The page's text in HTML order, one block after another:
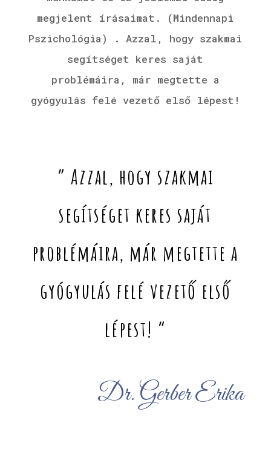
megjelent írásaimat. (Mindennapi
Pszichológia) . Azzal, hogy szakmai
segítséget keres saját
problémáira, már megtette a
gyógyulás felé vezető első lépest!
” Azzal, hogy szakmai
segítséget keres saját
problémáira, már megtette a
gyógyulás felé vezető első
lépest! “
Dr. Gerber Erika